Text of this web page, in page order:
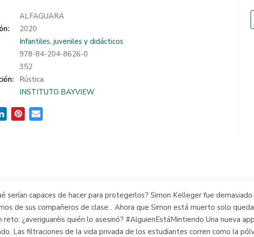
ALFAGUARA
2020
Infantiles, juveniles y didácticos
978-84-204-8626-0
352
Rústica
INSTITUTO BAYVIEW
serían capaces de hacer para protegerlos? Simon Kelleger fue
de sus compañeros de clase... Ahora que Simon está muerto solo
¿averiguaréis quién lo asesinó? #AlguienEstáMintiendo Una nueva
Las filtraciones de la vida privada de los estudiantes corren como la